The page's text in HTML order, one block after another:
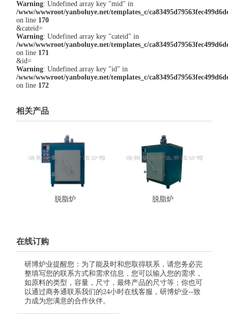
Warning: Undefined array key "mid" in
/www/wwwroot/yanboluye.net/templates_c/
on line 170
&cateid=
Warning: Undefined array key "cateid" in
/www/wwwroot/yanboluye.net/templates_c/
on line 171
&id=
Warning: Undefined array key "id" in
/www/wwwroot/yanboluye.net/templates_c/
on line 172
相关产品
脱脂炉 脱脂炉
在线订购
研博炉业提醒您：为了能及时和您取得联系，请您务必完
整填写您的联系方式和需求信息，您可以输入您的需求，
如原料的类型，容量，尺寸，最终产品的尺寸等；你也可
以通过商务通联系我们的24小时在线客服，研博炉业--致
力成为您满意的合作伙伴。